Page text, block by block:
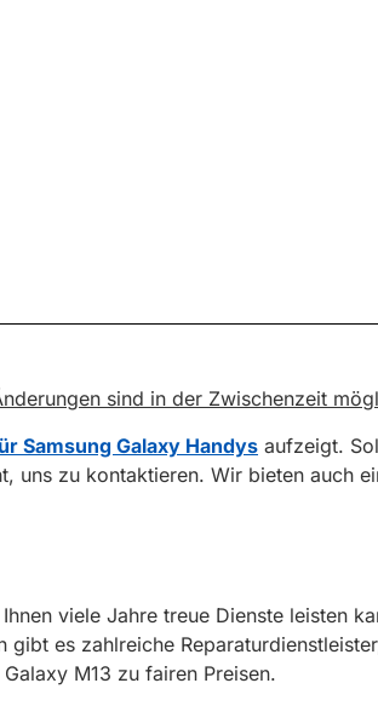
sind in der Zwischenzeit
Samsung Galaxy Handys aufzeigt.
uns zu kontaktieren. Wir bieten auch
viele Jahre treue Dienste leisten
es zahlreiche
M13 zu fairen Preisen.